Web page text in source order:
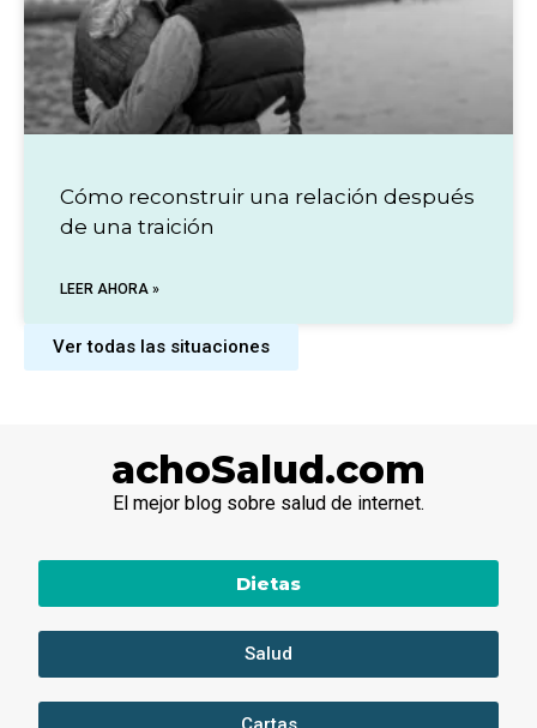
Cómo reconstruir una relación después
de una traición
LEER AHORA »
Ver todas las situaciones
achoSalud.com
El mejor blog sobre salud de internet.
Salud
Dietas